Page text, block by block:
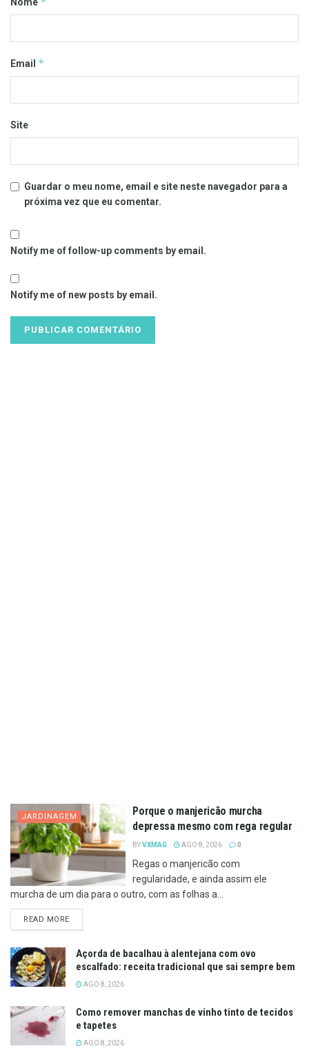
Email *
Site
Guardar o meu nome, email e site neste navegador para a
próxima vez que eu comentar.
Notify me of follow-up comments by email.
Notify me of new posts by email.
JARDINAGEM
Porque o manjericão murcha
depressa mesmo com rega regular
BYVXMAG AGO 8, 2026 0
Regas o manjericão com
regularidade, e ainda assim ele
murcha de um dia para o outro, com as folhas a...
READ MOREDETAILS
Açorda de bacalhau à alentejana com ovo
escalfado: receita tradicional que sai sempre bem
AGO 8, 2026
Como remover manchas de vinho tinto de tecidos
e tapetes
AGO 8, 2026